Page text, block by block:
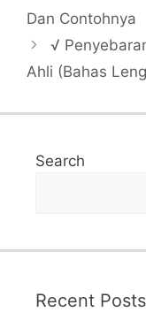
Dan Contohnya
√
Ahli (Bahas
Search
Recent Posts